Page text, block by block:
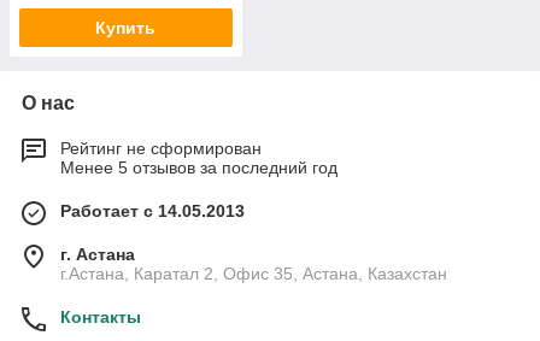
Купить
О нас
Рейтинг не сформирован
Менее 5 отзывов за последний год
Работает с 14.05.2013
г. Астана
г.Астана, Каратал 2, Офис 35, Астана, Казахстан
Контакты